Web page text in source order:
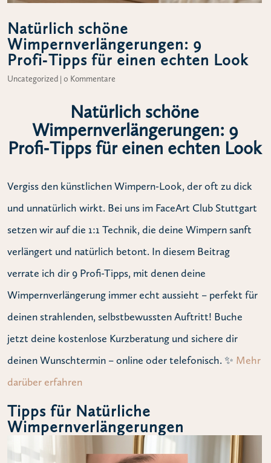
Natürlich schöne
Wimpernverlängerungen: 9
Profi‑Tipps für einen echten Look
Uncategorized | 0 Kommentare
Natürlich schöne
Wimpernverlängerungen: 9
Profi‑Tipps für einen echten Look
Vergiss den künstlichen Wimpern-Look, der oft zu dick
und unnatürlich wirkt. Bei uns im FaceArt Club Stuttgart
setzen wir auf die 1:1 Technik, die deine Wimpern sanft
verlängert und natürlich betont. In diesem Beitrag
verrate ich dir 9 Profi-Tipps, mit denen deine
Wimpernverlängerung immer echt aussieht – perfekt für
deinen strahlenden, selbstbewussten Auftritt! Buche
jetzt deine kostenlose Kurzberatung und sichere dir
deinen Wunschtermin – online oder telefonisch. ✨ Mehr
darüber erfahren
Tipps für Natürliche
Wimpernverlängerungen